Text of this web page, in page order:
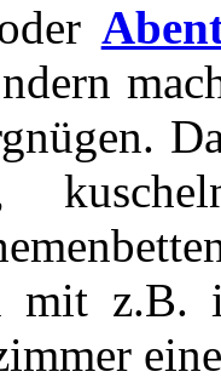
mit z.B.